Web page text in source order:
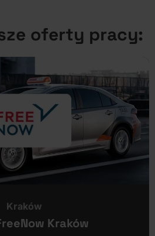
oferty pracy:
Kraków
Kraków